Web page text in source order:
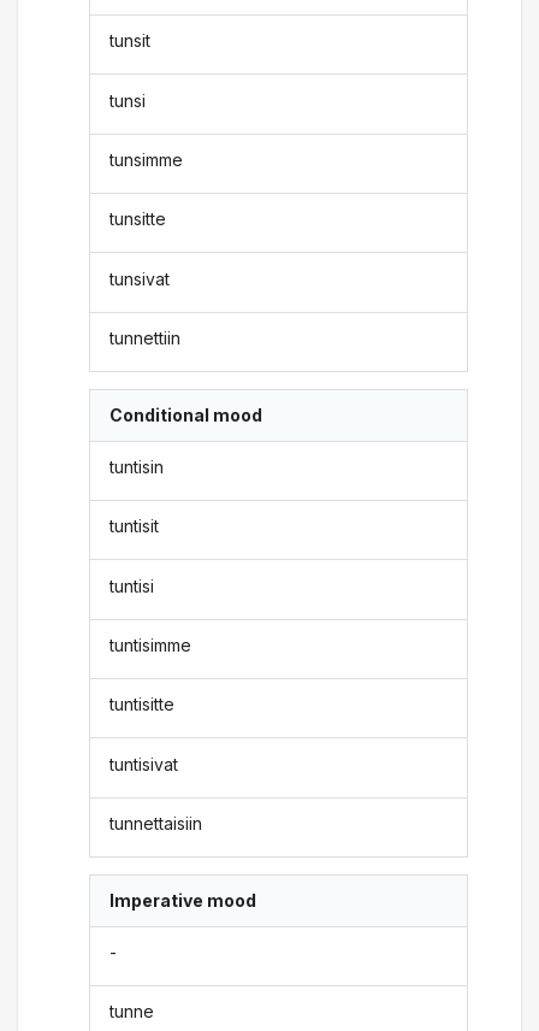
tunsit
tunsi
tunsimme
tunsitte
tunsivat
tunnettiin
Conditional mood
tuntisin
tuntisit
tuntisi
tuntisimme
tuntisitte
tuntisivat
tunnettaisiin
Imperative mood
-
tunne